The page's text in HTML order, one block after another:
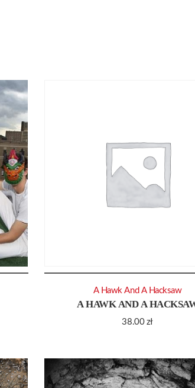
A HAWK AND A
38.00 zł
A Hawk And A Hacksaw